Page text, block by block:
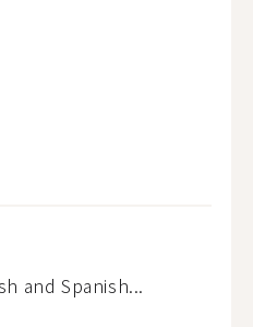
and Spanish...